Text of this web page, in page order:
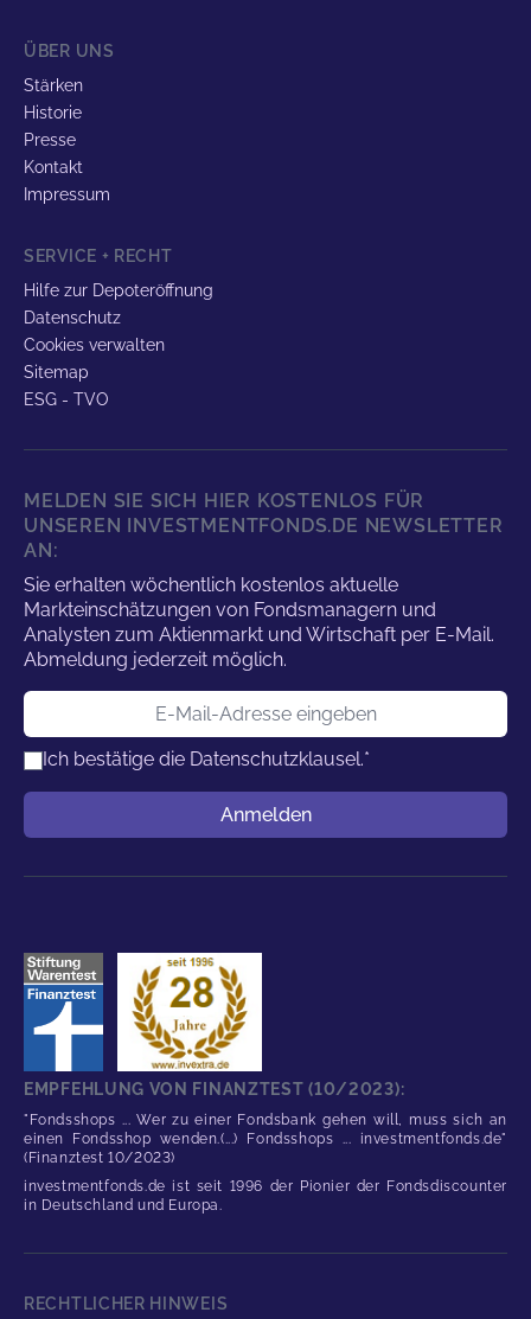
ÜBER UNS
Stärken
Historie
Presse
Kontakt
Impressum
SERVICE + RECHT
Hilfe zur Depoteröffnung
Datenschutz
Cookies verwalten
Sitemap
ESG - TVO
MELDEN SIE SICH HIER KOSTENLOS FÜR
UNSEREN INVESTMENTFONDS.DE NEWSLETTER
AN:
Sie erhalten wöchentlich kostenlos aktuelle
Markteinschätzungen von Fondsmanagern und
Analysten zum Aktienmarkt und Wirtschaft per E-Mail.
Abmeldung jederzeit möglich.
E-Mail-Adresse
Ich bestätige die Datenschutzklausel.*
Anmelden
EMPFEHLUNG VON FINANZTEST (10/2023):
"Fondsshops ... Wer zu einer Fondsbank gehen will, muss sich an
einen Fondsshop wenden.(...) Fondsshops ... investmentfonds.de"
(Finanztest 10/2023)
investmentfonds.de ist seit 1996 der Pionier der Fondsdiscounter
in Deutschland und Europa.
RECHTLICHER HINWEIS